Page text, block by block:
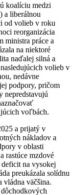
koalíciu medzi
a liberálnou
od volieb v roku
reorganizácia
ministra práce a
na niektoré
naďalej silná a
volieb v
nedávne
podpory, pričom
nepredstavujú
voľbách.
a prijatý v
nákladov a
v oblasti
rastúce mzdové
na vysokej
preukázala solídnu
vládna väčšina.